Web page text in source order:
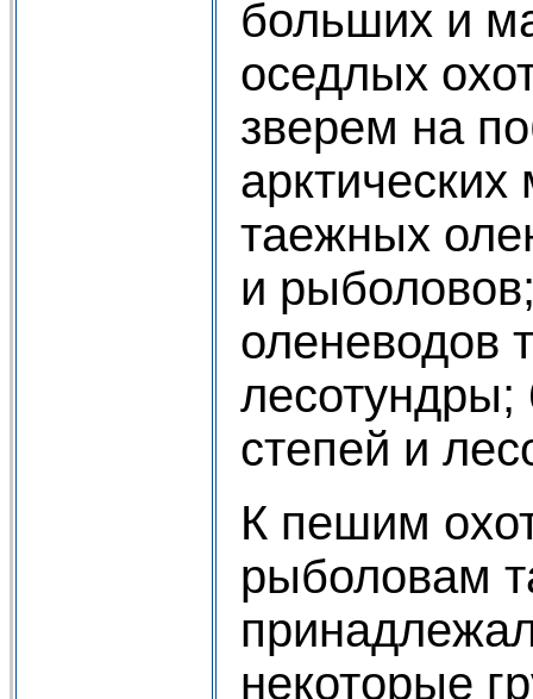
больших и
оседлых
зверем на
таежных
и
оленеводов
лесотундры;
степей и
К пешим
рыболовам
некоторые